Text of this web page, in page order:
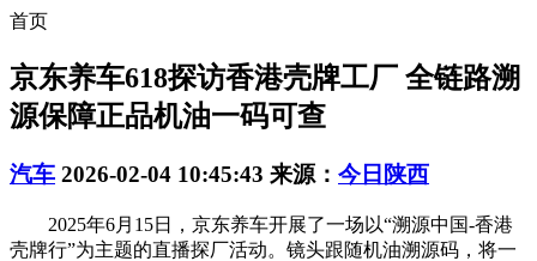
首页
京东养车618探访香港壳牌工厂 全链路溯
源保障正品机油一码可查
汽车 2026-02-04 10:45:43 来源： 今日陕西
2025年6月15日，京东养车开展了一场以“溯源中国-香港
壳牌行”为主题的直播探厂活动。镜头跟随机油溯源码，将一